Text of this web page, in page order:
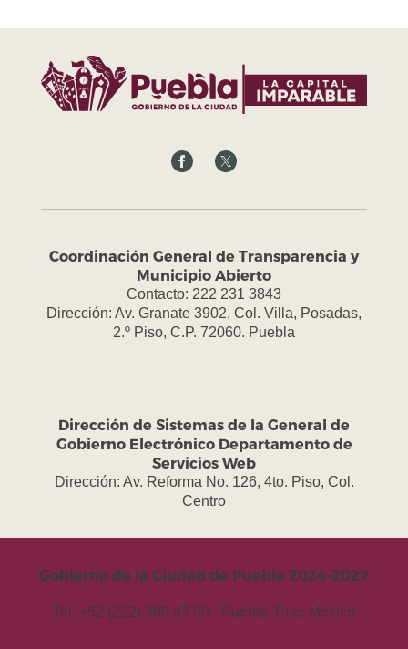
Coordinación General de Transparencia y
Municipio Abierto
Contacto: 222 231 3843
Dirección: Av. Granate 3902, Col. Villa, Posadas,
2.º Piso, C.P. 72060. Puebla
Dirección de Sistemas de la General de
Gobierno Electrónico Departamento de
Servicios Web
Dirección: Av. Reforma No. 126, 4to. Piso, Col.
Centro
Gobierno de la Ciudad de Puebla 2024-2027
Tel. +52 (222) 309 43 00 - Puebla, Pue. México